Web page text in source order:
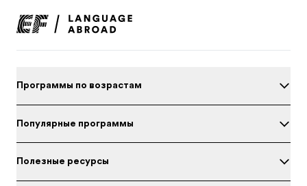
Программы по возрастам
Популярные программы
Полезные ресурсы